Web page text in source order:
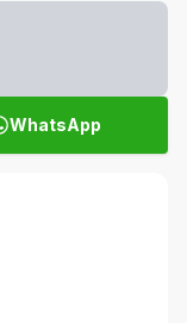
WhatsApp